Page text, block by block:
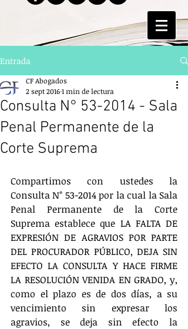
Entrada
Consulta N° 53-2014 - Sala
Penal Permanente de la
Corte Suprema
CF Abogados
2 sept 20161 min de lectura
Compartimos con ustedes la
Consulta N° 53-2014 por la cual la Sala
Penal Permanente de la Corte
Suprema establece que LA FALTA DE
EXPRESIÓN DE AGRAVIOS POR PARTE
DEL PROCURADOR PÚBLICO, DEJA SIN
EFECTO LA CONSULTA Y HACE FIRME
LA RESOLUCIÓN VENIDA EN GRADO, y,
como el plazo es de dos días, a su
vencimiento sin expresar los
agravios, se deja sin efecto la